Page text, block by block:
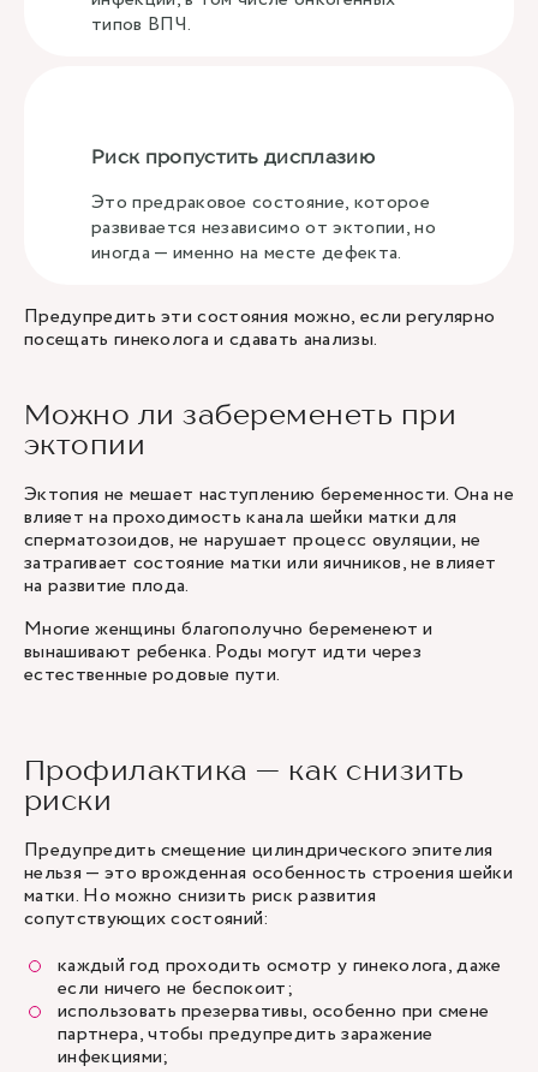
типов ВПЧ.
Риск пропустить дисплазию
Это предраковое состояние, которое
развивается независимо от эктопии, но
иногда — именно на месте дефекта.
Предупредить эти состояния можно, если регулярно
посещать гинеколога и сдавать анализы.
Можно ли забеременеть при
эктопии
Эктопия не мешает наступлению беременности. Она не
влияет на проходимость канала шейки матки для
сперматозоидов, не нарушает процесс овуляции, не
затрагивает состояние матки или яичников, не влияет
на развитие плода.
Многие женщины благополучно беременеют и
вынашивают ребенка. Роды могут идти через
естественные родовые пути.
Профилактика — как снизить
риски
Предупредить смещение цилиндрического эпителия
нельзя — это врожденная особенность строения шейки
матки. Но можно снизить риск развития
сопутствующих состояний:
каждый год проходить осмотр у гинеколога, даже
если ничего не беспокоит;
использовать презервативы, особенно при смене
партнера, чтобы предупредить заражение
инфекциями;